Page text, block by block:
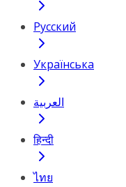
Русский
Українська
العربية
हिन्दी
ไทย